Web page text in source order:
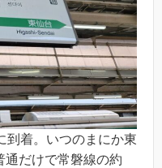
到着。いつのまにか東
通だけで常磐線の約